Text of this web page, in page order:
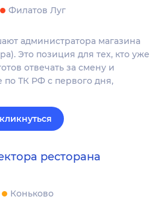
Филатов Луг
администратора магазина
Это позиция для тех, кто уже
отвечать за смену и
ТК РФ с первого дня,
ресторана
Коньково